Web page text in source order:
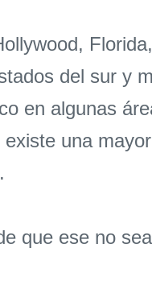
del sur y
en algunas
una
que ese no